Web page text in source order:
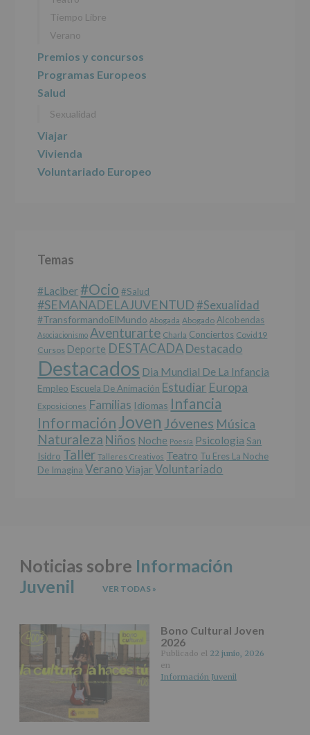
AYUNTAMIENTO
DE
Finalidad
Información
actividades
y
programas
para
Legitimación
Consentimiento
interesado
se
datos
a
terceros,
salvo
obligación
legal.
Derechos:
De
acceso,
rectificación,
supresión,
así
como
otros
derechos,
según
Información
adicional
Puede
apartado
Aquí
Protegemos
tus
Datos
nuestra
página
web:
Tiempo Libre
Verano
Premios y concursos
Programas Europeos
Salud
Sexualidad
Viajar
Vivienda
Voluntariado Europeo
Temas
#laciber#Ocio #salud
#SEMANADELAJUVENTUD #sexualidad
#TransformandoElMundo Abogada Abogado Alcobendas
Asociacionismo Aventurarte Charla Conciertos Covid19
Cursos Deporte DESTACADADestacado
Destacados Dia Mundial De La Infancia
Empleo Escuela De Animación Estudiar Europa
Exposiciones Familias Idiomas Infancia
Información Joven Jóvenes Música
Naturaleza Niños Noche Poesía Psicologia San
Isidro Taller Talleres Creativos Teatro Tu Eres La Noche
De Imagina Verano Viajar Voluntariado
Noticias sobre Información
Juvenil
VER TODAS »
Bono Cultural Joven
2026
Publicado el 22 junio, 2026
en
Información Juvenil